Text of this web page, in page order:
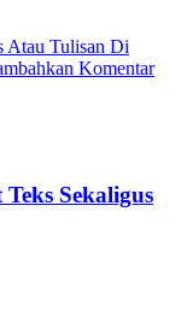
Atau Tulisan Di
Komentar
Sekaligus